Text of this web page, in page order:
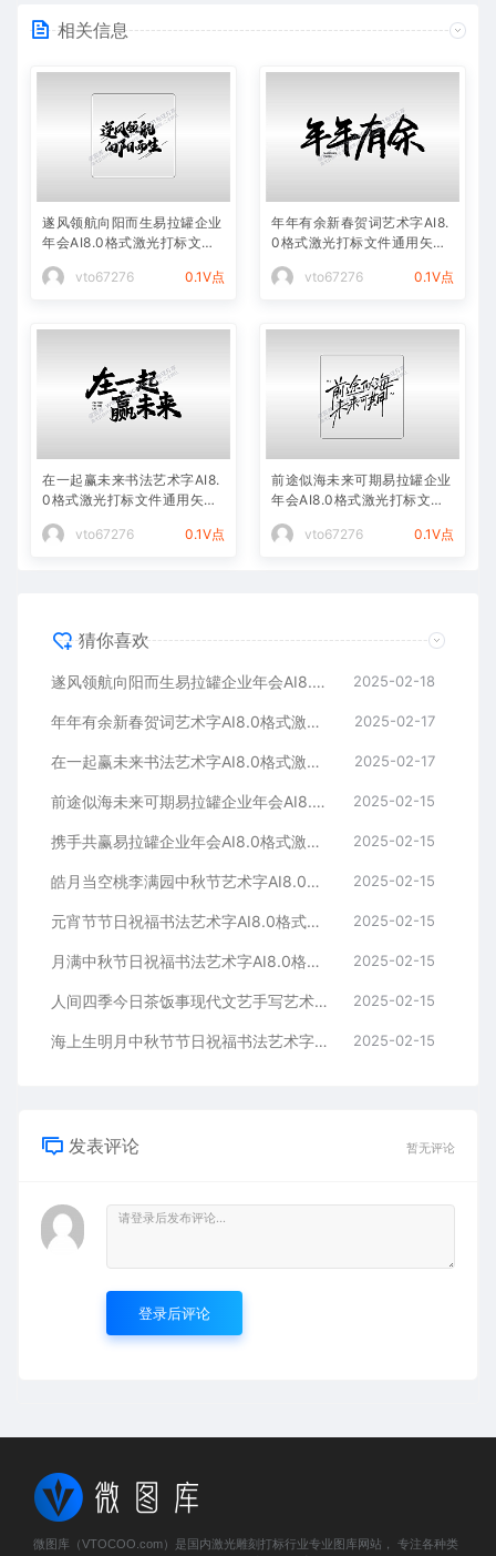
相关信息
遂风领航向阳而生易拉罐企业
年会AI8.0格式激光打标文件
vto67276
0.1V点
年年有余新春贺词艺术字AI8.
0格式激光打标文件通用矢量
vto67276
0.1V点
在一起赢未来书法艺术字AI8.
0格式激光打标文件通用矢量
vto67276
0.1V点
前途似海未来可期易拉罐企业
年会AI8.0格式激光打标文件
vto67276
0.1V点
猜你喜欢
遂风领航向阳而生易拉罐企业年会AI8.0格式激光打标文件通用矢量图 2025-02-18
年年有余新春贺词艺术字AI8.0格式激光打标文件通用矢量图 2025-02-17
在一起赢未来书法艺术字AI8.0格式激光打标文件通用矢量图 2025-02-17
前途似海未来可期易拉罐企业年会AI8.0格式激光打标文件通用矢量图 2025-02-15
携手共赢易拉罐企业年会AI8.0格式激光打标文件通用矢量图 2025-02-15
皓月当空桃李满园中秋节艺术字AI8.0格式激光打标文件通用矢量图 2025-02-15
元宵节节日祝福书法艺术字AI8.0格式激光打标文件通用矢量图 2025-02-15
月满中秋节日祝福书法艺术字AI8.0格式激光打标文件通用矢量图 2025-02-15
人间四季今日茶饭事现代文艺手写艺术字AI8.0格式激光打标文件通用矢量图 2025-02-15
海上生明月中秋节节日祝福书法艺术字AI8.0格式激光打标文件通用矢量图 2025-02-15
发表评论 暂无评论
登录后评论
微图库（VTOCOO.com）是国内激光雕刻打标行业专业图库网站， 专注各种类